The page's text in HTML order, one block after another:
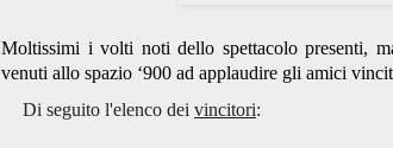
Moltissimi i volti noti dello spettacolo presenti,
venuti allo spazio ‘900 ad applaudire gli amici
Di seguito l'elenco dei vincitori: